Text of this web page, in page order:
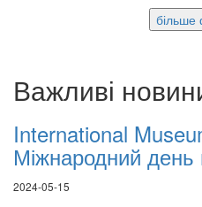
більше
Важливі
International
Міжнародний день
2024-05-15